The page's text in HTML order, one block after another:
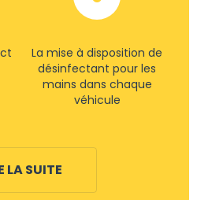
La mise à disposition de
désinfectant pour les
mains dans chaque
véhicule
LA SUITE